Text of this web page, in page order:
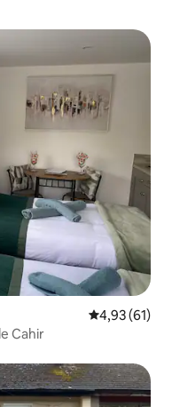
appréciés
Évaluation
4,93 (61)
Cahir
appréciés